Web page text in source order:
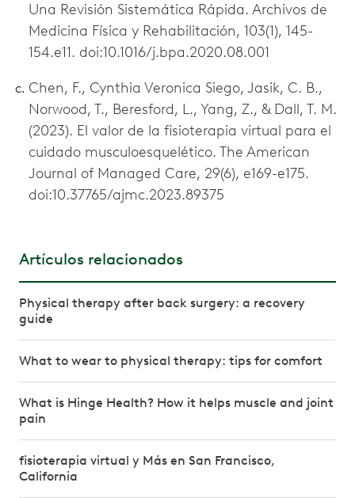
Una Revisión Sistemática Rápida. Archivos de
Medicina Física y Rehabilitación, 103(1), 145-
154.e11. doi:10.1016/j.bpa.2020.08.001
Chen, F., Cynthia Veronica Siego, Jasik, C. B.,
Norwood, T., Beresford, L., Yang, Z., & Dall, T. M.
(2023). El valor de la fisioterapia virtual para el
cuidado musculoesquelético. The American
Journal of Managed Care, 29(6), e169-e175.
doi:10.37765/ajmc.2023.89375
Artículos relacionados
Physical therapy after back surgery: a recovery
guide
What to wear to physical therapy: tips for comfort
What is Hinge Health? How it helps muscle and joint
pain
fisioterapia virtual y Más en San Francisco,
California